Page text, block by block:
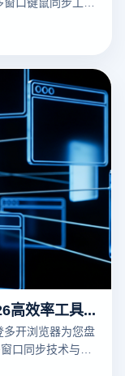
对齐技术。助您
击了解更多！
多窗口键鼠同步工具有哪些？2026高效率工具推荐
开浏览器为您盘
口同步技术与独
号，效率飞跃提